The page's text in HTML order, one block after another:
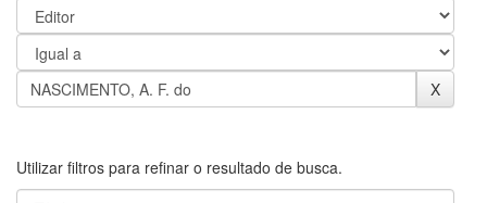
Utilizar filtros para refinar o resultado de busca.